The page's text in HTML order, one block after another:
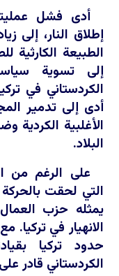
أدى فشل
إطلاق النار، إلى
الطبيعة الكارثية
إلى تسوية
الكردستاني في
أدى إلى تدمير
الأغلبية الكردية
البلاد.
على الرغم من
التي لحقت بالحركة
يمثله حزب
الانهيار في
حدود تركيا
الكردستاني قادر